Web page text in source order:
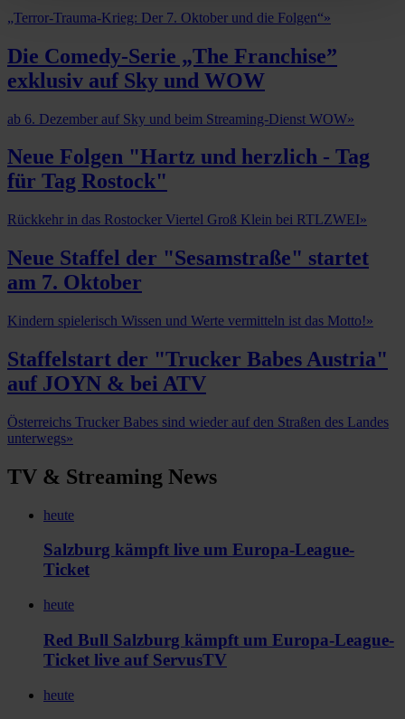
„Terror-Trauma-Krieg: Der 7. Oktober und die Folgen“»
Die Comedy-Serie „The Franchise”
exklusiv auf Sky und WOW
ab 6. Dezember auf Sky und beim Streaming-Dienst WOW»
Neue Folgen "Hartz und herzlich - Tag
für Tag Rostock"
Rückkehr in das Rostocker Viertel Groß Klein bei RTLZWEI»
Neue Staffel der "Sesamstraße" startet
am 7. Oktober
Kindern spielerisch Wissen und Werte vermitteln ist das Motto!»
Staffelstart der "Trucker Babes Austria"
auf JOYN & bei ATV
Österreichs Trucker Babes sind wieder auf den Straßen des Landes
unterwegs»
TV & Streaming News
heute
Salzburg kämpft live um Europa-League-
Ticket
heute
Red Bull Salzburg kämpft um Europa-League-
Ticket live auf ServusTV
heute